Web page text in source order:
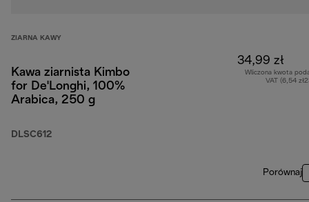
ZIARNA KAWY
Kawa ziarnista Kimbo
for De'Longhi, 100%
Arabica, 250 g
DLSC612
34,99 zł
Wliczona kwota
VAT (6,54
Porównaj